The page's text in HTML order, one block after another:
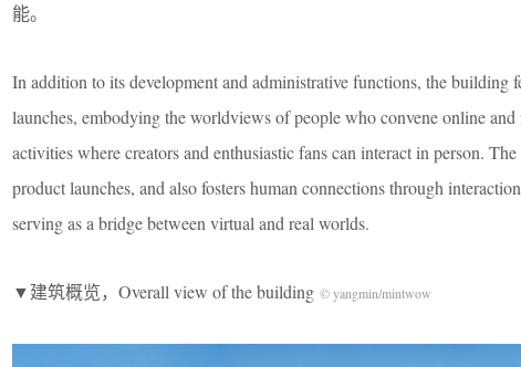
能。
In addition to its development and administrative functions, the building
launches, embodying the worldviews of people who convene online
activities where creators and enthusiastic fans can interact in person.
product launches, and also fosters human connections through
serving as a bridge between virtual and real worlds.
▼建筑概览，Overall view of the building © yangmin/mintwow